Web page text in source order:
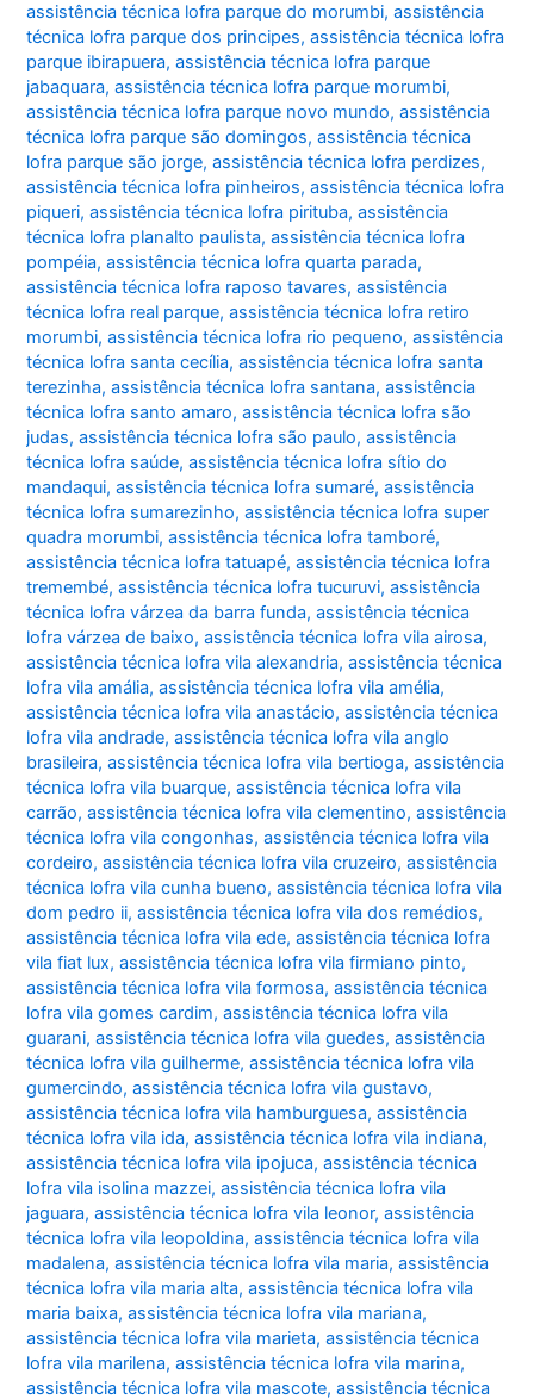
assistência técnica lofra parque do morumbi,assistência
técnica lofra parque dos principes,assistência técnica lofra
parque ibirapuera,assistência técnica lofra parque
jabaquara,assistência técnica lofra parque morumbi,
assistência técnica lofra parque novo mundo,assistência
técnica lofra parque são domingos,assistência técnica
lofra parque são jorge,assistência técnica lofra perdizes,
assistência técnica lofra pinheiros,assistência técnica lofra
piqueri,assistência técnica lofra pirituba,assistência
técnica lofra planalto paulista,assistência técnica lofra
pompéia,assistência técnica lofra quarta parada,
assistência técnica lofra raposo tavares,assistência
técnica lofra real parque,assistência técnica lofra retiro
morumbi,assistência técnica lofra rio pequeno,assistência
técnica lofra santa cecília,assistência técnica lofra santa
terezinha,assistência técnica lofra santana,assistência
técnica lofra santo amaro,assistência técnica lofra são
judas,assistência técnica lofra são paulo,assistência
técnica lofra saúde,assistência técnica lofra sítio do
mandaqui,assistência técnica lofra sumaré,assistência
técnica lofra sumarezinho,assistência técnica lofra super
quadra morumbi,assistência técnica lofra tamboré,
assistência técnica lofra tatuapé,assistência técnica lofra
tremembé,assistência técnica lofra tucuruvi,assistência
técnica lofra várzea da barra funda,assistência técnica
lofra várzea de baixo,assistência técnica lofra vila airosa,
assistência técnica lofra vila alexandria,assistência técnica
lofra vila amália,assistência técnica lofra vila amélia,
assistência técnica lofra vila anastácio,assistência técnica
lofra vila andrade,assistência técnica lofra vila anglo
brasileira,assistência técnica lofra vila bertioga,assistência
técnica lofra vila buarque,assistência técnica lofra vila
carrão,assistência técnica lofra vila clementino,assistência
técnica lofra vila congonhas,assistência técnica lofra vila
cordeiro,assistência técnica lofra vila cruzeiro,assistência
técnica lofra vila cunha bueno,assistência técnica lofra vila
dom pedro ii,assistência técnica lofra vila dos remédios,
assistência técnica lofra vila ede,assistência técnica lofra
vila fiat lux,assistência técnica lofra vila firmiano pinto,
assistência técnica lofra vila formosa,assistência técnica
lofra vila gomes cardim,assistência técnica lofra vila
guarani,assistência técnica lofra vila guedes,assistência
técnica lofra vila guilherme,assistência técnica lofra vila
gumercindo,assistência técnica lofra vila gustavo,
assistência técnica lofra vila hamburguesa,assistência
técnica lofra vila ida,assistência técnica lofra vila indiana,
assistência técnica lofra vila ipojuca,assistência técnica
lofra vila isolina mazzei,assistência técnica lofra vila
jaguara,assistência técnica lofra vila leonor,assistência
técnica lofra vila leopoldina,assistência técnica lofra vila
madalena,assistência técnica lofra vila maria,assistência
técnica lofra vila maria alta,assistência técnica lofra vila
maria baixa,assistência técnica lofra vila mariana,
assistência técnica lofra vila marieta,assistência técnica
lofra vila marilena,assistência técnica lofra vila marina,
assistência técnica lofra vila mascote,assistência técnica